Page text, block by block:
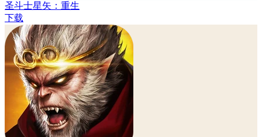
圣斗士星矢：重生
下载